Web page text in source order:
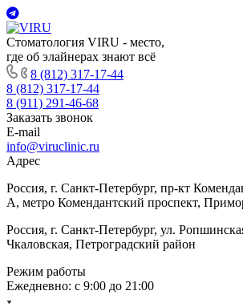
Стоматология VIRU - место,
где об элайнерах знают всё
8 (812) 317-17-44
8 (812) 317-17-44
8 (911) 291-46-68
Заказать звонок
E-mail
info@viruclinic.ru
Адрес
Россия, г. Санкт-Петербург, пр-кт
А, метро Комендантский проспект,
Россия, г. Санкт-Петербург, ул.
Чкаловская, Петроградский район
Режим работы
Ежедневно: с 9:00 до 21:00